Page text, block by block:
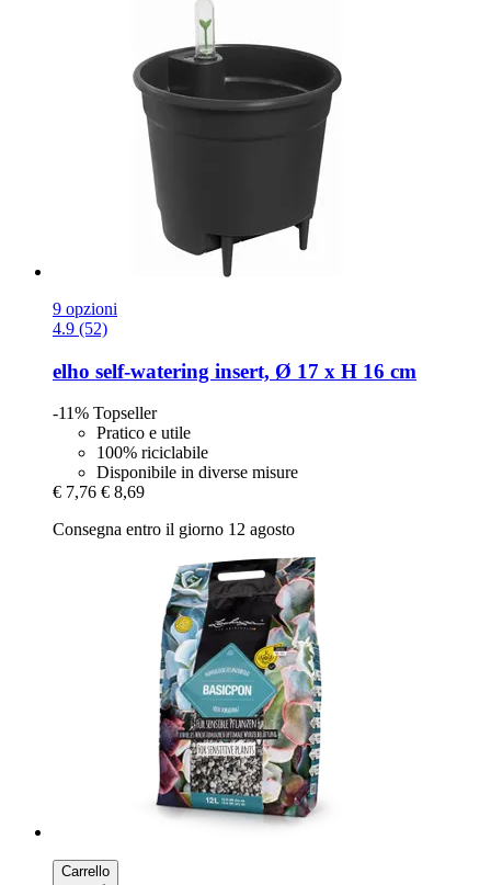
9 opzioni
4.9 (52)
elho self-​watering insert, Ø 17 x H 16 cm
-11% Topseller
Pratico e utile
100% riciclabile
Disponibile in diverse misure
€ 7,76 € 8,69
Consegna entro il giorno 12 agosto
Carrello